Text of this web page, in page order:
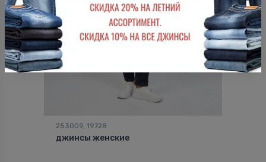
253009, 19728
джинсы женские